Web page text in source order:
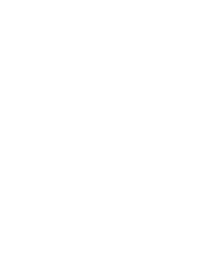
Zunächst war er von 2002 bis
für Nasschemie-Anlagen, als
er als wissenschaftlicher
absolvierte er in den
verantwortlich. Bereits im Oktober